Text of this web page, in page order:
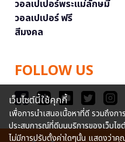
วอลเปเปอร์พระแม่ลักษมี
วอลเปเปอร์ ฟรี
สีมงคล
FOLLOW US
เว็บไซต์นี้ใช้คุกกี้
เพื่อการนำเสนอเนื้อหาที่ดี รวมถึงก
ประสบการณ์ที่ดีบนบริการของเว็บไซ
ไม่มีการปรับตั้งค่าใดๆนั้น แสดงว่า